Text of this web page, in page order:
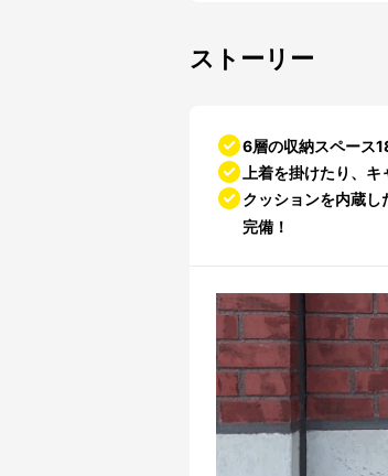
ストーリー
6層の収納スペース
上着を掛けたり、
クッションを内蔵
完備！